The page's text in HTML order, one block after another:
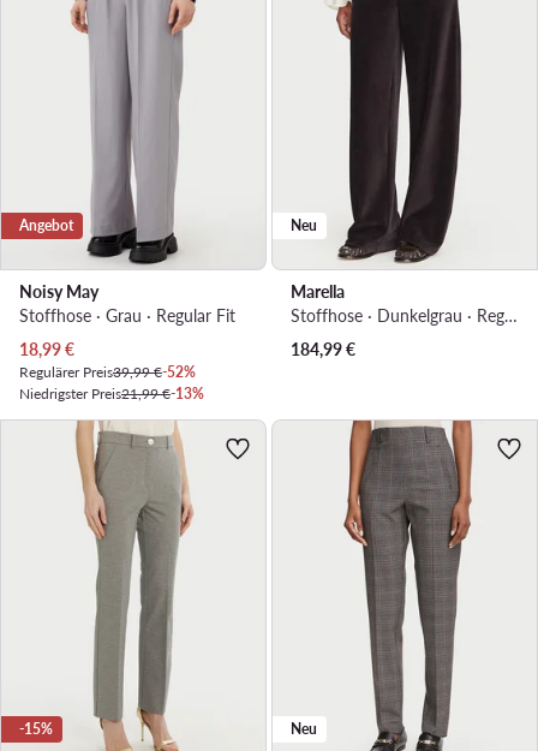
Angebot
Noisy May
Stoffhose · Grau · Regular Fit
Aktueller Preis
18,99€
Regulärer Preis39,99 €-52%
Niedrigster Preis21,99 €-13%
Neu
Marella
Stoffhose · Dunkelgrau · Regular Fit
184,99€
-15% Neu